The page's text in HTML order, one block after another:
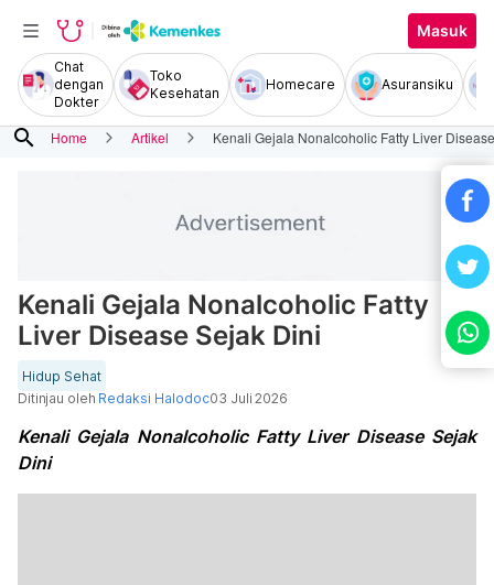
Masuk
Chat
dengan
Dokter
Toko
Kesehatan
Homecare Asuransiku
search Home Artikel Kenali Gejala Nonalcoholic Fatty Liver
Kenali Gejala Nonalcoholic Fatty
Liver Disease Sejak Dini
Hidup Sehat
Ditinjau oleh Redaksi Halodoc03 Juli 2026
Kenali Gejala Nonalcoholic Fatty Liver Disease Sejak
Dini